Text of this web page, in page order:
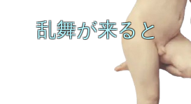
乱舞が来ると